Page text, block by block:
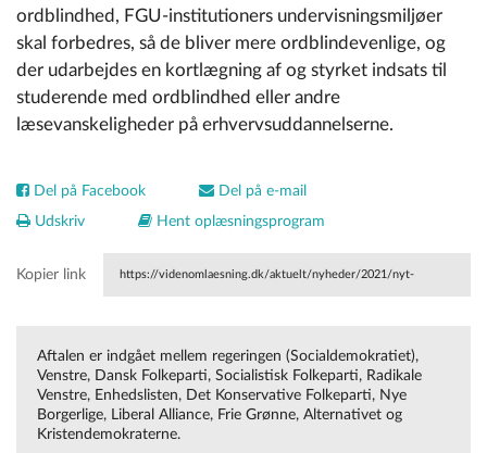
ordblindhed, FGU-institutioners undervisningsmiljøer
skal forbedres, så de bliver mere ordblindevenlige, og
der udarbejdes en kortlægning af og styrket indsats til
studerende med ordblindhed eller andre
læsevanskeligheder på erhvervsuddannelserne.
Del på Facebook
Del på e-mail
Udskriv
Hent oplæsningsprogram
Kopier link https://videnomlaesning.dk/aktuelt/nyheder/2021/nyt-
Aftalen er indgået mellem regeringen (Socialdemokratiet),
Venstre, Dansk Folkeparti, Socialistisk Folkeparti, Radikale
Venstre, Enhedslisten, Det Konservative Folkeparti, Nye
Borgerlige, Liberal Alliance, Frie Grønne, Alternativet og
Kristendemokraterne.